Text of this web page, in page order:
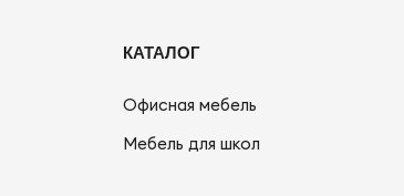
КАТАЛОГ
Офисная мебель
Мебель для школ